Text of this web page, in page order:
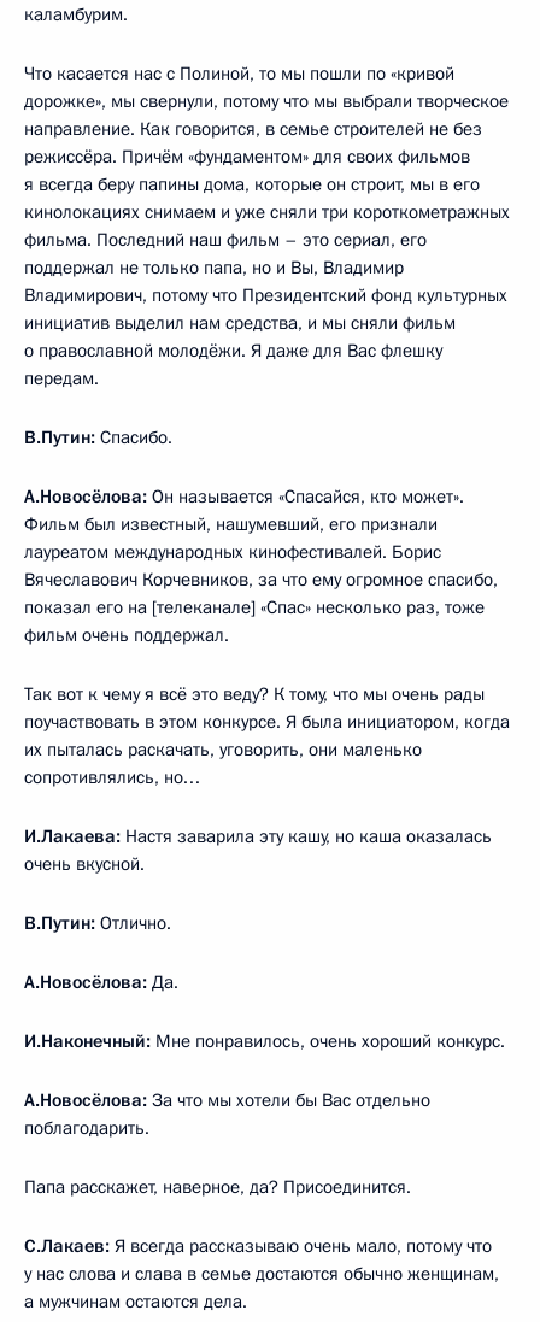
каламбурим.
Что касается нас с Полиной, то мы пошли по «кривой
дорожке», мы свернули, потому что мы выбрали творческое
направление. Как говорится, в семье строителей не без
режиссёра. Причём «фундаментом» для своих фильмов
я всегда беру папины дома, которые он строит, мы в его
кинолокациях снимаем и уже сняли три короткометражных
фильма. Последний наш фильм – это сериал, его
поддержал не только папа, но и Вы, Владимир
Владимирович, потому что Президентский фонд культурных
инициатив выделил нам средства, и мы сняли фильм
о православной молодёжи. Я даже для Вас флешку
передам.
В.Путин: Спасибо.
А.Новосёлова: Он называется «Спасайся, кто может».
Фильм был известный, нашумевший, его признали
лауреатом международных кинофестивалей. Борис
Вячеславович Корчевников, за что ему огромное спасибо,
показал его на [телеканале] «Спас» несколько раз, тоже
фильм очень поддержал.
Так вот к чему я всё это веду? К тому, что мы очень рады
поучаствовать в этом конкурсе. Я была инициатором, когда
их пыталась раскачать, уговорить, они маленько
сопротивлялись, но…
И.Лакаева: Настя заварила эту кашу, но каша оказалась
очень вкусной.
В.Путин: Отлично.
А.Новосёлова: Да.
И.Наконечный: Мне понравилось, очень хороший конкурс.
А.Новосёлова: За что мы хотели бы Вас отдельно
поблагодарить.
Папа расскажет, наверное, да? Присоединится.
С.Лакаев: Я всегда рассказываю очень мало, потому что
у нас слова и слава в семье достаются обычно женщинам,
а мужчинам остаются дела.